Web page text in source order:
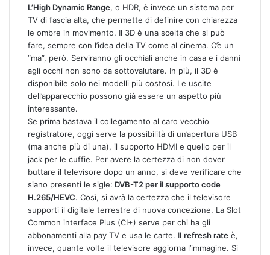
L’High Dynamic Range, o HDR, è invece un sistema per
TV di fascia alta, che permette di definire con chiarezza
le ombre in movimento. Il 3D è una scelta che si può
fare, sempre con l’idea della TV come al cinema. C’è un
“ma”, però. Serviranno gli occhiali anche in casa e i danni
agli occhi non sono da sottovalutare. In più, il 3D è
disponibile solo nei modelli più costosi. Le uscite
dell’apparecchio possono già essere un aspetto più
interessante.
Se prima bastava il collegamento al caro vecchio
registratore, oggi serve la possibilità di un’apertura USB
(ma anche più di una), il supporto HDMI e quello per il
jack per le cuffie. Per avere la certezza di non dover
buttare il televisore dopo un anno, si deve verificare che
siano presenti le sigle: DVB-T2 per il supporto code
H.265/HEVC. Così, si avrà la certezza che il televisore
supporti il digitale terrestre di nuova concezione. La Slot
Common interface Plus (CI+) serve per chi ha gli
abbonamenti alla pay TV e usa le carte. Il refresh rate è,
invece, quante volte il televisore aggiorna l’immagine. Si